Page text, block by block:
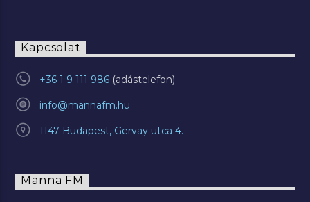
Kapcsolat
+36 1 9 111 986
info@mannafm.hu
1147 Budapest, Gervay utca 4.
Manna FM